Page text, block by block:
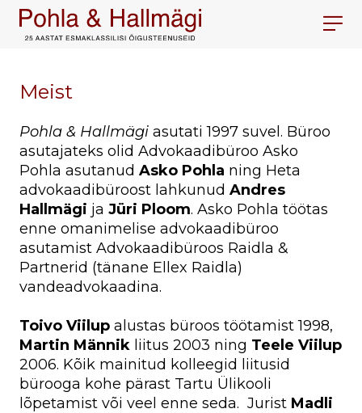
Meist
Pohla & Hallmägi asutati 1997 suvel. Büroo
asutajateks olid Advokaadibüroo Asko
Pohla asutanud Asko Pohla ning Heta
advokaadibüroost lahkunud Andres
Hallmägi ja Jüri Ploom. Asko Pohla töötas
enne omanimelise advokaadibüroo
asutamist Advokaadibüroos Raidla &
Partnerid (tänane Ellex Raidla)
vandeadvokaadina.
Toivo Viilup alustas büroos töötamist 1998,
Martin Männik liitus 2003 ning Teele Viilup
2006. Kõik mainitud kolleegid liitusid
bürooga kohe pärast Tartu Ülikooli
lõpetamist või veel enne seda. Jurist Madli